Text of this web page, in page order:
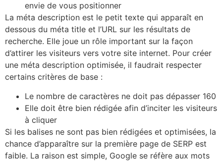
envie de vous positionner
La méta description est le petit texte qui apparaît en
dessous du méta title et l’URL sur les résultats de
recherche. Elle joue un rôle important sur la façon
d’attirer les visiteurs vers votre site internet. Pour créer
une méta description optimisée, il faudrait respecter
certains critères de base :
Le nombre de caractères ne doit pas dépasser 160
Elle doit être bien rédigée afin d’inciter les visiteurs
à cliquer
Si les balises ne sont pas bien rédigées et optimisées, la
chance d’apparaître sur la première page de SERP est
faible. La raison est simple, Google se réfère aux mots